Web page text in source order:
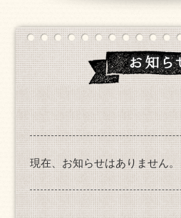
現在、お知らせはありません。